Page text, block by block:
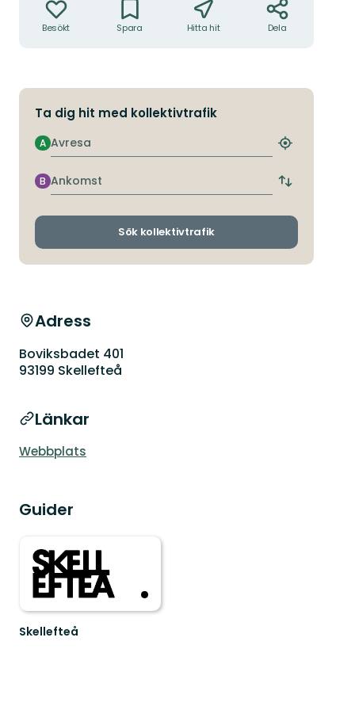
Besökt Spara Hitta hit Dela
Ta dig hit med kollektivtrafik
Avresa
A
Hitta
hållplats
Ankomst
B
Byt
och
Sök kollektivtrafik
Adress
Boviksbadet 401
93199 Skellefteå
Länkar
Webbplats
Guider
Skellefteå